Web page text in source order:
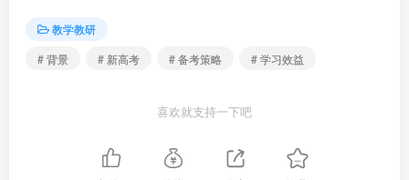
教学教研
# 背景
# 新高考 # 备考策略 # 学习效益
喜欢就支持一下吧